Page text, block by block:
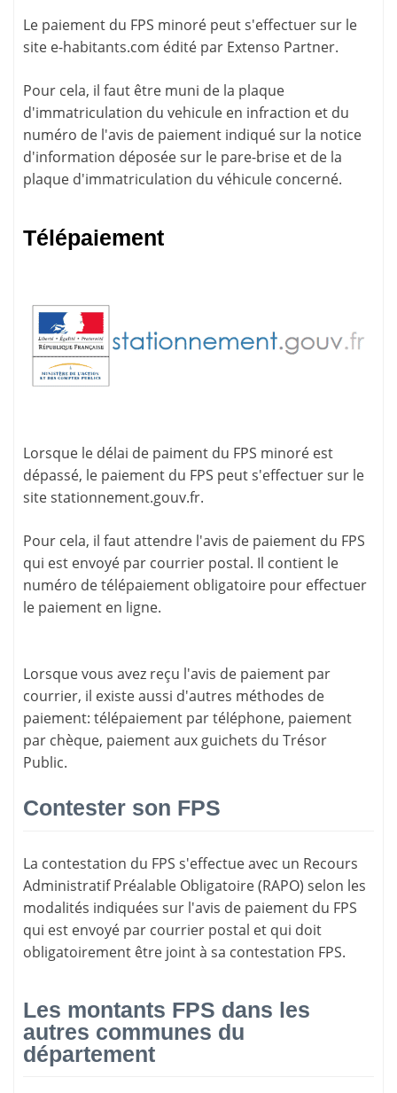
Le paiement du FPS minoré peut s'effectuer sur le
site e-habitants.com édité par Extenso Partner.
Pour cela, il faut être muni de la plaque
d'immatriculation du vehicule en infraction et du
numéro de l'avis de paiement indiqué sur la notice
d'information déposée sur le pare-brise et de la
plaque d'immatriculation du véhicule concerné.
Télépaiement
Lorsque le délai de paiment du FPS minoré est
dépassé, le paiement du FPS peut s'effectuer sur le
sitestationnement.gouv.fr.
Pour cela, il faut attendre l'avis de paiement du FPS
qui est envoyé par courrier postal. Il contient le
numéro de télépaiement obligatoire pour effectuer
le paiement en ligne.
Lorsque vous avez reçu l'avis de paiement par
courrier, il existe aussi d'autres méthodes de
paiement: télépaiement par téléphone, paiement
par chèque, paiement aux guichets du Trésor
Public.
Contester son FPS
La contestation du FPS s'effectue avec un Recours
Administratif Préalable Obligatoire (RAPO) selon les
modalités indiquées sur l'avis de paiement du FPS
qui est envoyé par courrier postal et qui doit
obligatoirement être joint à sa contestation FPS.
Les montants FPS dans les
autres communes du
département